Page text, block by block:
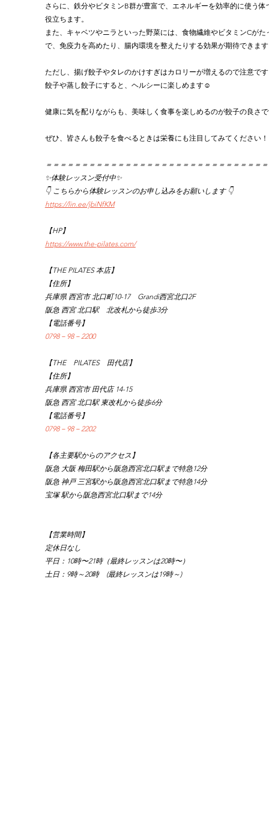
さらに、鉄分やビタミンB群が豊富で、エネルギーを効率的に使う体
役立ちます。
また、キャベツやニラといった野菜には、食物繊維やビタミンCがた
で、免疫力を高めたり、腸内環境を整えたりする効果が期待できま
ただし、揚げ餃子やタレのかけすぎはカロリーが増えるので注意で
餃子や蒸し餃子にすると、ヘルシーに楽しめます☺️
健康に気を配りながらも、美味しく食事を楽しめるのが餃子の良さ
ぜひ、皆さんも餃子を食べるときは栄養にも注目してみてください！
＝＝＝＝＝＝＝＝＝＝＝＝＝＝＝＝＝＝＝＝＝＝＝＝＝＝＝＝＝＝
✨体験レッスン受付中✨
👇 こちらから体験レッスンのお申し込みをお願いします 👇
https://lin.ee/jbiNfKM
【HP】
https://www.the-pilates.com/
【THE PILATES 本店】
【住所】
兵庫県 西宮市 北口町10-17　Grandi西宮北口2F
阪急 西宮 北口駅　北改札から徒歩3分
【電話番号】
0798－98－2200
【THE　PILATES　田代店】
【住所】
兵庫県 西宮市 田代店 14-15
阪急 西宮 北口駅 東改札から徒歩6分
【電話番号】
0798－98－2202
【各主要駅からのアクセス】
阪急 大阪 梅田駅から阪急西宮北口駅まで特急12分
阪急 神戸 三宮駅から阪急西宮北口駅まで特急14分
宝塚 駅から阪急西宮北口駅まで14分
【営業時間】
定休日なし
平日：10時〜21時（最終レッスンは20時〜）
土日：9時～20時　(最終レッスンは19時～)